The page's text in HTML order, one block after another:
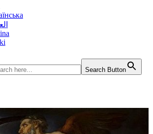
Search Button